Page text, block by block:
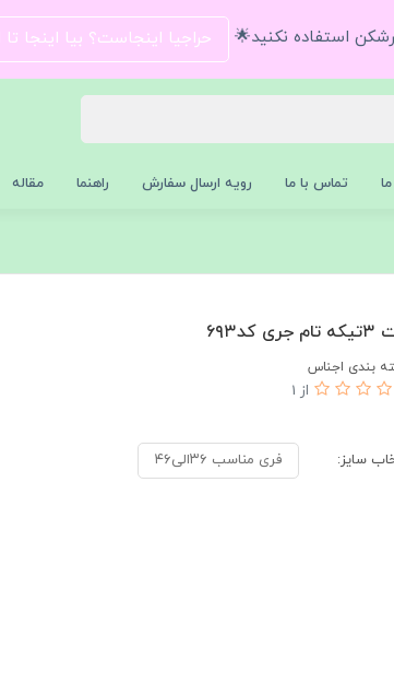
استفاده نکنید🌟 حراجیا اینجاست؟ بیا اینجا
تماس با ما رویه ارسال سفارش راهنما مقاله
کد۶۹۳
بندی اجناس
از 1
سایز: فری مناسب ۳۶الی۴۶